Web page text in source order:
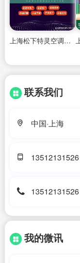
上海松下特灵空调维修售后服务电话号码
联系我们
中国·上海
13512131526
13512131526
我的微讯